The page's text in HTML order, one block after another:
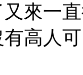
又來一
有高人